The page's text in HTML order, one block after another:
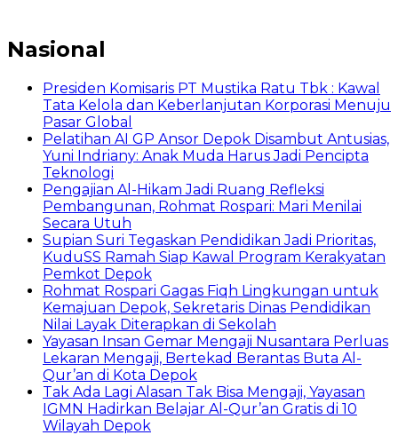
Nasional
Presiden Komisaris PT Mustika Ratu Tbk : Kawal
Tata Kelola dan Keberlanjutan Korporasi Menuju
Pasar Global
Pelatihan AI GP Ansor Depok Disambut Antusias,
Yuni Indriany: Anak Muda Harus Jadi Pencipta
Teknologi
Pengajian Al-Hikam Jadi Ruang Refleksi
Pembangunan, Rohmat Rospari: Mari Menilai
Secara Utuh
Supian Suri Tegaskan Pendidikan Jadi Prioritas,
KuduSS Ramah Siap Kawal Program Kerakyatan
Pemkot Depok
Rohmat Rospari Gagas Fiqh Lingkungan untuk
Kemajuan Depok, Sekretaris Dinas Pendidikan
Nilai Layak Diterapkan di Sekolah
Yayasan Insan Gemar Mengaji Nusantara Perluas
Lekaran Mengaji, Bertekad Berantas Buta Al-
Qur’an di Kota Depok
Tak Ada Lagi Alasan Tak Bisa Mengaji, Yayasan
IGMN Hadirkan Belajar Al-Qur’an Gratis di 10
Wilayah Depok